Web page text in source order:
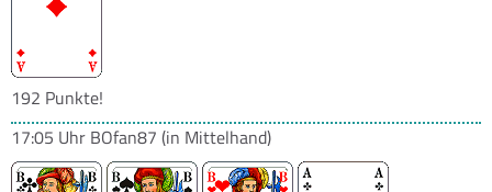
192 Punkte!
17:05 Uhr BOfan87 (in Mittelhand)